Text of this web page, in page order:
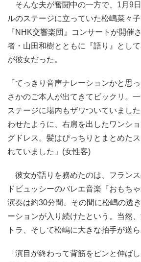
そんな夫が奮闘中の一方で、1月9
ルのステージに立っていた松嶋菜々
『NHK交響楽団』コンサートが開催
者・山田和樹とともに『語り』とし
が彼女だった。
「てっきり音声ナレーションかと思
さかのご本人が出てきてビックリ。
ステージに場内もザワついていまし
わせたように、右肩を出したワンシ
グドレス。髪はぴっちりとまとめた
れていました」(女性客)
彼女が語りを務めたのは、フランス
ドビュッシーのバレエ音楽『おもち
演奏は約30分間、その間に松嶋の透
ーションが入り続けたという。当然
トラ、そして松嶋に大きな拍手が送ら
「演目が終わって背筋をピンと伸ば